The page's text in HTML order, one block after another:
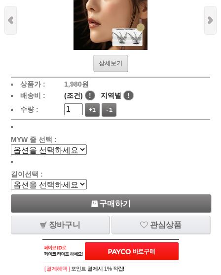
상세보기
상품가 : 1,980원
배송비 :
(조건) ! 지역별
!
수량 :
+1 -1
MYW 줄 선택 :
길이선택 :
구매하기
장바구니 관심상품
[ 결제혜택 ] 포인트 결제시 1% 적립!